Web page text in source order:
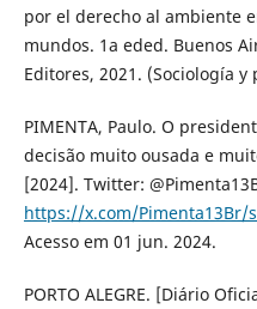
por el derecho al ambiente
mundos. 1a eded. Buenos
Editores, 2021. (Sociología
PIMENTA, Paulo. O
decisão muito ousada e
[2024]. Twitter:
https://x.com/Pimenta13Br/
Acesso em 01 jun. 2024.
PORTO ALEGRE. [Diário